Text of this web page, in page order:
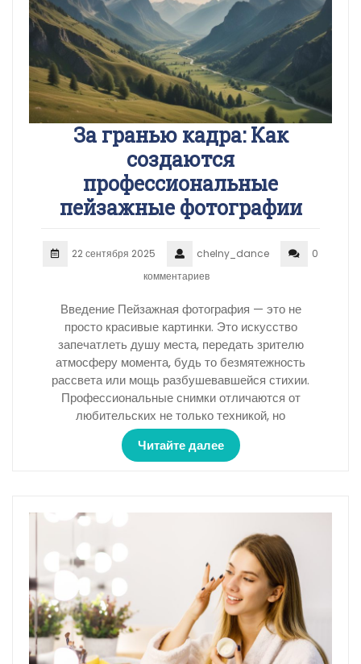
За гранью кадра: Как
создаются
профессиональные
пейзажные фотографии
22 сентября 2025 chelny_dance
0
комментариев
Введение Пейзажная фотография — это не
просто красивые картинки. Это искусство
запечатлеть душу места, передать зрителю
атмосферу момента, будь то безмятежность
рассвета или мощь разбушевавшейся стихии.
Профессиональные снимки отличаются от
любительских не только техникой, но
Читайте далее